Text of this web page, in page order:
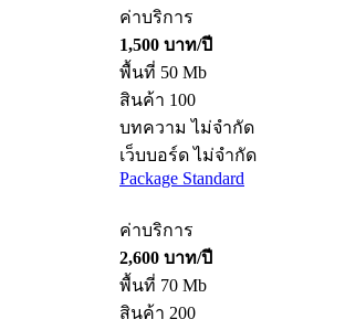
ค่าบริการ
1,500 บาท/ปี
พื้นที่ 50 Mb
สินค้า 100
บทความ ไม่จำกัด
เว็บบอร์ด ไม่จำกัด
Package Standard
ค่าบริการ
2,600 บาท/ปี
พื้นที่ 70 Mb
สินค้า 200